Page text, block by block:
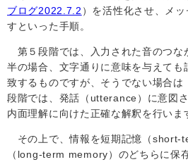
ブログ2022.7.2 ）を活性化させ、メ
すといった手順。
第５段階では、入力された音のつな
半の場合、文字通りに意味を与えて
致するものですが、そうでない場合は
段階では、発話（ utterance）に意図
内面理解に向けた正確な解釈を行いま
その上で、情報を短期記憶（short-
（ long-term memory）のどちらに保